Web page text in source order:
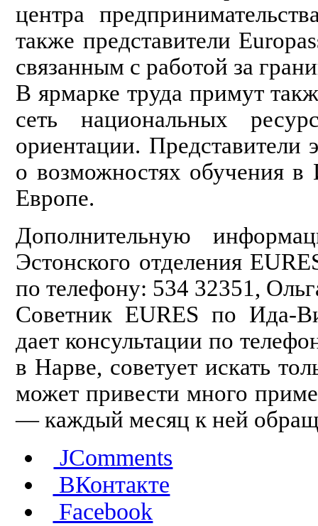
центра
также представители
связанным с работой за
В ярмарке труда примут
сеть национальных
ориентации.
о возможностях обучения
Европе.
Дополнительную
Эстонского отделения
по телефону: 534 32351,
Советник EURES по Ида-
дает консультации по
в Нарве, советует искать
может привести много
— каждый месяц к ней
JComments
ВКонтакте
Facebook